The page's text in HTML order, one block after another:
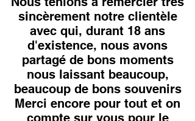
sincèrement notre clientèle
avec qui, durant 18 ans
d'existence, nous avons
partagé de bons moments
nous laissant beaucoup,
beaucoup de bons souvenirs
Merci encore pour tout et on
compte sur vous pour le